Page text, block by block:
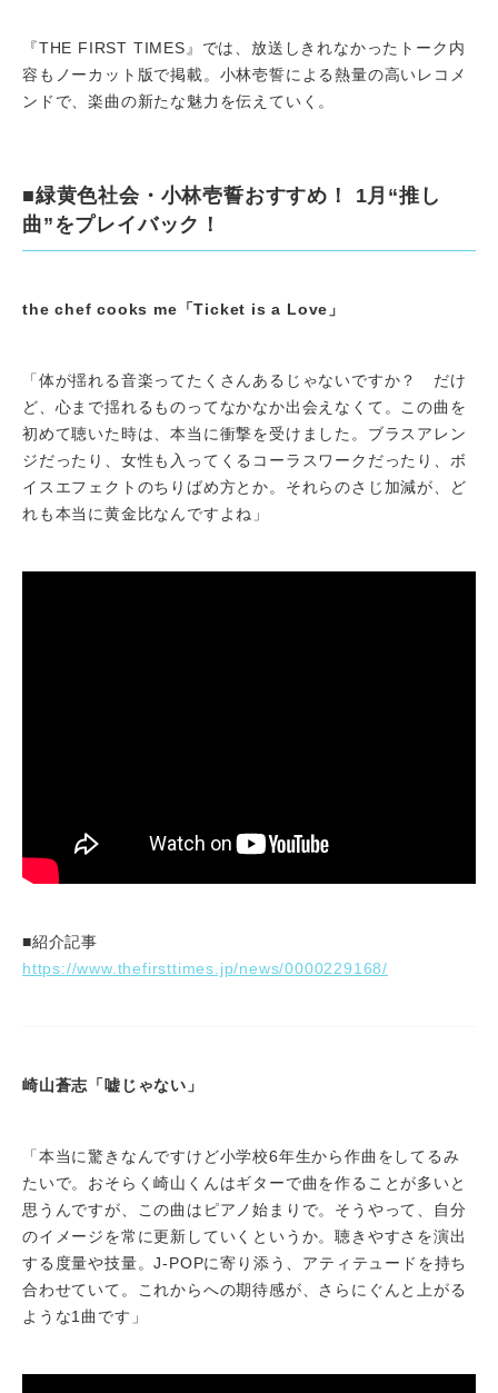
『THE FIRST TIMES』では、放送しきれなかったトーク内
容もノーカット版で掲載。小林壱誓による熱量の高いレコメ
ンドで、楽曲の新たな魅力を伝えていく。
■緑黄色社会・小林壱誓おすすめ！ 1月“推し
曲”をプレイバック！
the chef cooks me「Ticket is a Love」
「体が揺れる音楽ってたくさんあるじゃないですか？ だけ
ど、心まで揺れるものってなかなか出会えなくて。この曲を
初めて聴いた時は、本当に衝撃を受けました。ブラスアレン
ジだったり、女性も入ってくるコーラスワークだったり、ボ
イスエフェクトのちりばめ方とか。それらのさじ加減が、ど
れも本当に黄金比なんですよね」
■紹介記事
https://www.thefirsttimes.jp/news/0000229168/
崎山蒼志「嘘じゃない」
「本当に驚きなんですけど小学校6年生から作曲をしてるみ
たいで。おそらく崎山くんはギターで曲を作ることが多いと
思うんですが、この曲はピアノ始まりで。そうやって、自分
のイメージを常に更新していくというか。聴きやすさを演出
する度量や技量。J-POPに寄り添う、アティテュードを持ち
合わせていて。これからへの期待感が、さらにぐんと上がる
ような1曲です」